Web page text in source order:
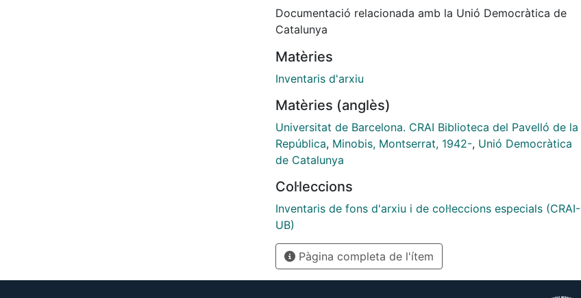
Documentació relacionada amb la Unió Democràtica de
Catalunya
Matèries
Inventaris d'arxiu
Matèries (anglès)
Universitat de Barcelona. CRAI Biblioteca del Pavelló de la
República, Minobis, Montserrat, 1942-, Unió Democràtica
de Catalunya
Col·leccions
Inventaris de fons d'arxiu i de col·leccions especials (CRAI-
UB)
Pàgina completa de l'ítem